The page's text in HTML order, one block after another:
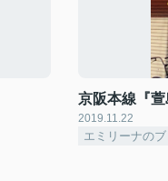
京阪本線『
2019.11.22
エミリーナの